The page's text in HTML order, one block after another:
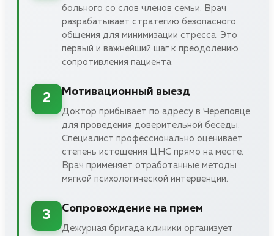
больного со слов членов семьи. Врач
разрабатывает стратегию безопасного
общения для минимизации стресса. Это
первый и важнейший шаг к преодолению
сопротивления пациента.
2
Мотивационный выезд
Доктор прибывает по адресу в Череповце
для проведения доверительной беседы.
Специалист профессионально оценивает
степень истощения ЦНС прямо на месте.
Врач применяет отработанные методы
мягкой психологической интервенции.
3
Сопровождение на прием
Дежурная бригада клиники организует